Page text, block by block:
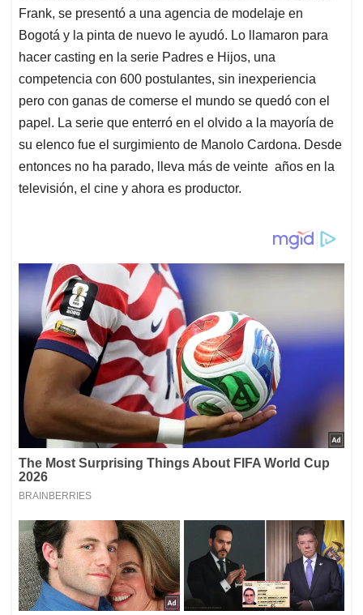
Frank, se presentó a una agencia de modelaje en
Bogotá y la pinta de nuevo le ayudó. Lo llamaron para
hacer casting en la serie Padres e Hijos, una
competencia con 600 postulantes, sin inexperiencia
pero con ganas de comerse el mundo se quedó con el
papel. La serie que enterró en el olvido a la mayoría de
su elenco fue el surgimiento de Manolo Cardona. Desde
entonces no ha parado, lleva más de veinte años en la
televisión, el cine y ahora es productor.